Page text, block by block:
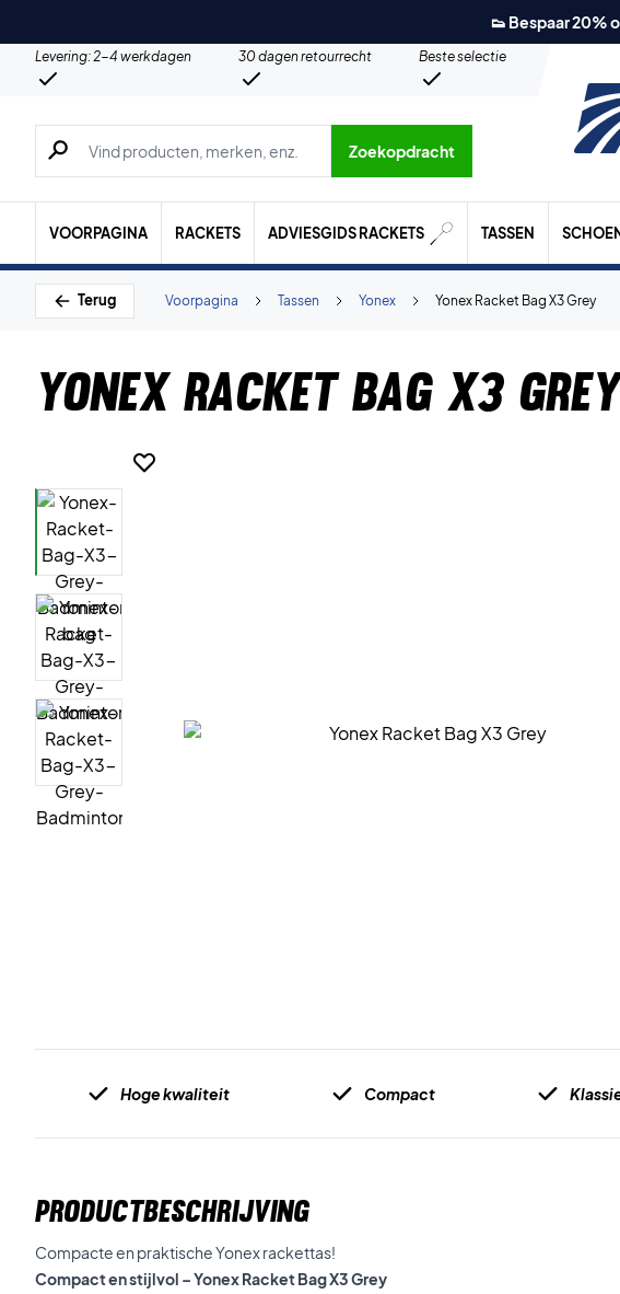
👟 Bespaar 20%
Levering: 2-4 werkdagen 30 dagen retourrecht
Beste selectie
Zoeken naar producten, merken etc.
Zoekopdracht
VOORPAGINA RACKETS ADVIESGIDS RACKETS TASSEN
Terug Yonex Racket Bag X3 Grey
Yonex
Tassen
Voorpagina
Yonex Racket Bag X3 Grey
Hoge kwaliteit Compact
PRODUCTBESCHRIJVING
Compacte en praktische Yonex rackettas!
Compact en stijlvol – Yonex Racket Bag X3 Grey